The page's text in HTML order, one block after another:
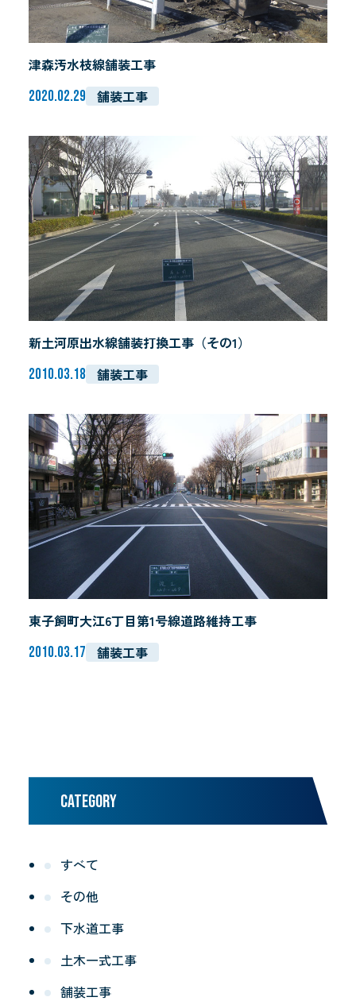
津森汚水枝線舗装工事
2020.02.29 舗装工事
新土河原出水線舗装打換工事（その1）
2010.03.18 舗装工事
東子飼町大江6丁目第1号線道路維持工事
2010.03.17 舗装工事
CATEGORY
すべて
その他
下水道工事
土木一式工事
舗装工事